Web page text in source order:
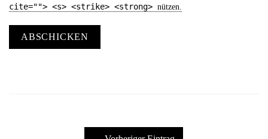
cite=""> <s> <strike> <strong> nützen.
ABSCHICKEN